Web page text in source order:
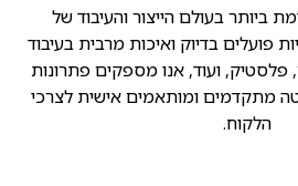
ביותר בעולם הייצור והעיבוד של
פועלים בדיוק ואיכות מרבית בעיבוד
ועוד, אנו מספקים פתרונות
מתקדמים ומותאמים אישית לצרכי
הלקוח.